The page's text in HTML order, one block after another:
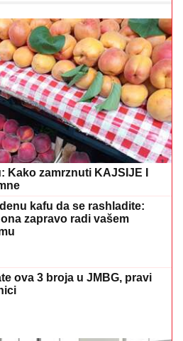
zamrznuti KAJSIJE I
kafu da se rashladite:
zapravo radi vašem
ova 3 broja u JMBG, pravi